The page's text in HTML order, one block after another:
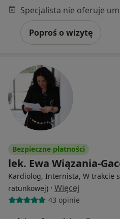
Poproś o wizytę
Bezpieczne płatności
lek. Ewa Wiązania-
Kardiolog, Internista, W trakcie
ratunkowej) · Więcej
43 opinie